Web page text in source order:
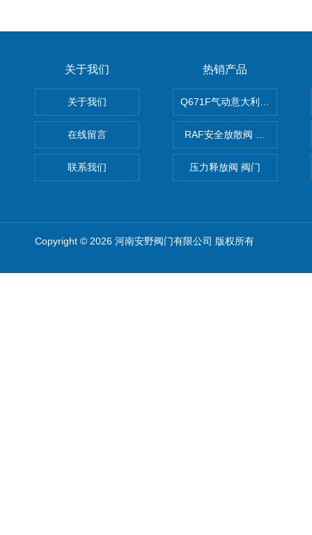
关于我们
关于我们
在线留言
联系我们
热销产品
Q671F气动意大利式薄型球阀
RAF安全放散阀 阀生产
压力释放阀 阀门
Copyright © 2026 河南安野阀门有限公司 版权所有